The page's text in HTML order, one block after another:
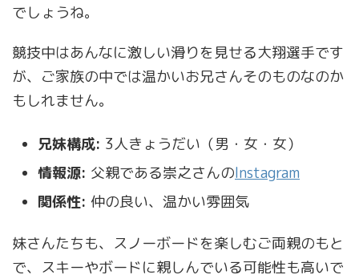
でしょうね。
競技中はあんなに激しい滑りを見せる大翔選手です
が、ご家族の中では温かいお兄さんそのものなのか
もしれません。
兄妹構成: 3人きょうだい（男・女・女）
情報源: 父親である崇之さんのInstagram
関係性: 仲の良い、温かい雰囲気
妹さんたちも、スノーボードを楽しむご両親のもと
で、スキーやボードに親しんでいる可能性も高いで